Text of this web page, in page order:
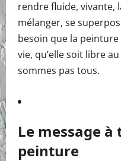
rendre fluide, vivante,
mélanger, se
besoin que la
vie, qu’elle soit libre
sommes pas tous.
Le message
peinture